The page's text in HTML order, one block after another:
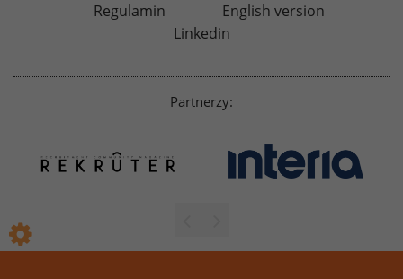
Regulamin
English version
Linkedin
Partnerzy: